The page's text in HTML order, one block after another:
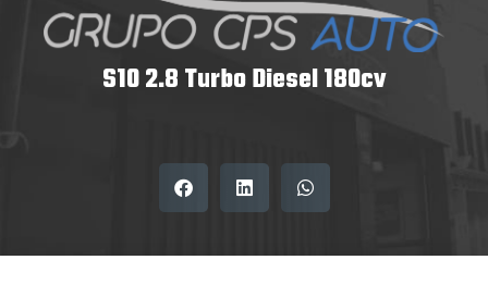
S10 2.8 Turbo Diesel 180cv